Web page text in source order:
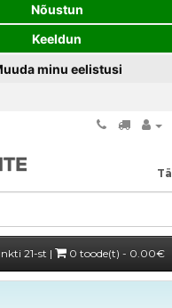
Nõustun
Keeldun
minu eelistusi
21-st | 0 toode(t) - 0.00€